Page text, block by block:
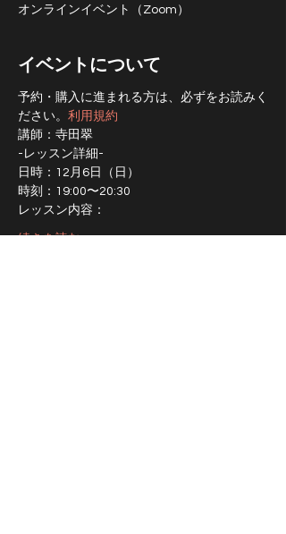
オンラインイベント（Zoom）
イベントについて
予約・購入に進まれる方は、必ずをお読みく
ださい。 利用規約
講師：寺田翠
-レッスン詳細-
日時：12月6日（日）
時刻：19:00〜20:30
レッスン内容：
続きを読む >>